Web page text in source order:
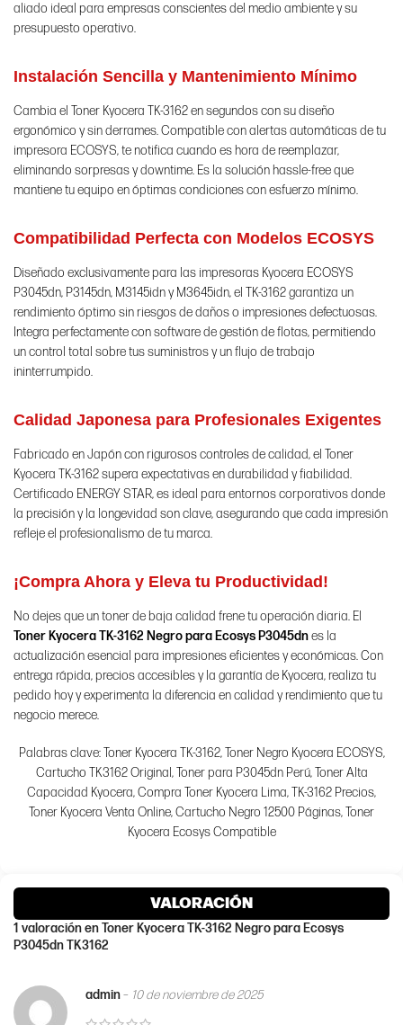
aliado ideal para empresas conscientes del medio ambiente y su
presupuesto operativo.
Instalación Sencilla y Mantenimiento Mínimo
Cambia el Toner Kyocera TK-3162 en segundos con su diseño
ergonómico y sin derrames. Compatible con alertas automáticas de tu
impresora ECOSYS, te notifica cuando es hora de reemplazar,
eliminando sorpresas y downtime. Es la solución hassle-free que
mantiene tu equipo en óptimas condiciones con esfuerzo mínimo.
Compatibilidad Perfecta con Modelos ECOSYS
Diseñado exclusivamente para las impresoras Kyocera ECOSYS
P3045dn, P3145dn, M3145idn y M3645idn, el TK-3162 garantiza un
rendimiento óptimo sin riesgos de daños o impresiones defectuosas.
Integra perfectamente con software de gestión de flotas, permitiendo
un control total sobre tus suministros y un flujo de trabajo
ininterrumpido.
Calidad Japonesa para Profesionales Exigentes
Fabricado en Japón con rigurosos controles de calidad, el Toner
Kyocera TK-3162 supera expectativas en durabilidad y fiabilidad.
Certificado ENERGY STAR, es ideal para entornos corporativos donde
la precisión y la longevidad son clave, asegurando que cada impresión
refleje el profesionalismo de tu marca.
¡Compra Ahora y Eleva tu Productividad!
No dejes que un toner de baja calidad frene tu operación diaria. El
Toner Kyocera TK-3162 Negro para Ecosys P3045dnes la
actualización esencial para impresiones eficientes y económicas. Con
entrega rápida, precios accesibles y la garantía de Kyocera, realiza tu
pedido hoy y experimenta la diferencia en calidad y rendimiento que tu
negocio merece.
Palabras clave: Toner Kyocera TK-3162, Toner Negro Kyocera ECOSYS,
Cartucho TK3162 Original, Toner para P3045dn Perú, Toner Alta
Capacidad Kyocera, Compra Toner Kyocera Lima, TK-3162 Precios,
Toner Kyocera Venta Online, Cartucho Negro 12500 Páginas, Toner
Kyocera Ecosys Compatible
VALORACIÓN
1 valoración enToner Kyocera TK-3162 Negro para Ecosys
P3045dn TK3162
admin– 10 de noviembre de 2025